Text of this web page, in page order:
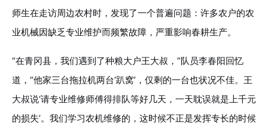
师生在走访周边农村时，发现了一个普遍问题：许多农户的农
业机械因缺乏专业维护而频繁故障，严重影响春耕生产。
“在青冈县，我们遇到了种粮大户王大叔，”队员李春阳回忆
道，“他家三台拖拉机两台‘趴窝’，仅剩的一台也状况不佳。王
大叔说‘请专业维修师傅得排队等好几天，一天耽误就是上千元
的损失’。我们学习农机维修的，这时候不正是发挥专长的时候